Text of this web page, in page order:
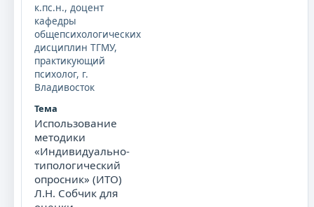
к.пс.н., доцент
кафедры
общепсихологических
дисциплин ТГМУ,
практикующий
психолог, г.
Владивосток
Использование
методики
«Индивидуально-
типологический
опросник» (ИТО)
Л.Н. Собчик для